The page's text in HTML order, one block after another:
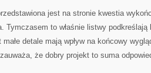
jest na stronie kwestia
Tymczasem to właśnie listwy podkreślają
detale mają wpływ na końcowy
że dobry projekt to suma